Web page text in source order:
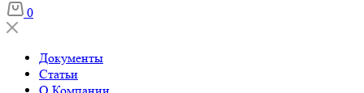
0
Документы
Статьи